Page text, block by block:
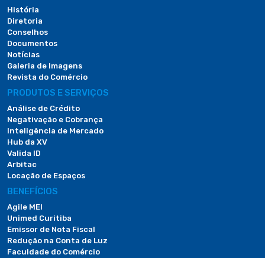
História
Diretoria
Conselhos
Documentos
Notícias
Galeria de Imagens
Revista do Comércio
PRODUTOS E SERVIÇOS
Análise de Crédito
Negativação e Cobrança
Inteligência de Mercado
Hub da XV
Valida ID
Arbitac
Locação de Espaços
BENEFÍCIOS
Agile MEI
Unimed Curitiba
Emissor de Nota Fiscal
Redução na Conta de Luz
Faculdade do Comércio